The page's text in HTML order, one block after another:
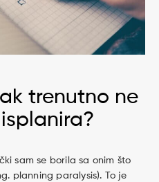
trenutno ne
sam se borila sa onim što
planning paralysis). To je